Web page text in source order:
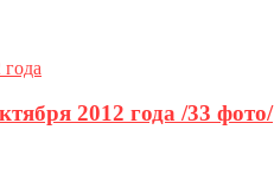
2012 года /33 фото/